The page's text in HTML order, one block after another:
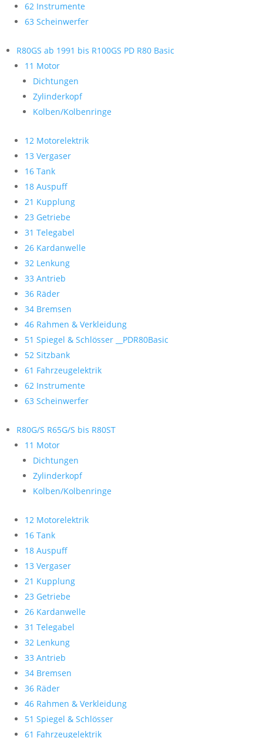
62 Instrumente
63 Scheinwerfer
R80GS ab 1991 bis R100GS PD R80 Basic
11 Motor
Dichtungen
Zylinderkopf
Kolben/Kolbenringe
12 Motorelektrik
13 Vergaser
16 Tank
18 Auspuff
21 Kupplung
23 Getriebe
31 Telegabel
26 Kardanwelle
32 Lenkung
33 Antrieb
36 Räder
34 Bremsen
46 Rahmen & Verkleidung
51 Spiegel & Schlösser __PDR80Basic
52 Sitzbank
61 Fahrzeugelektrik
62 Instrumente
63 Scheinwerfer
R80G/S R65G/S bis R80ST
11 Motor
Dichtungen
Zylinderkopf
Kolben/Kolbenringe
12 Motorelektrik
16 Tank
18 Auspuff
13 Vergaser
21 Kupplung
23 Getriebe
26 Kardanwelle
31 Telegabel
32 Lenkung
33 Antrieb
34 Bremsen
36 Räder
46 Rahmen & Verkleidung
51 Spiegel & Schlösser
61 Fahrzeugelektrik